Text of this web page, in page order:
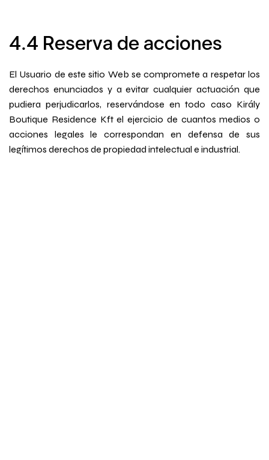
4.4 Reserva de acciones
El Usuario de este sitio Web se compromete a respetar los
derechos enunciados y a evitar cualquier actuación que
pudiera perjudicarlos, reservándose en todo caso Király
Boutique Residence Kft el ejercicio de cuantos medios o
acciones legales le correspondan en defensa de sus
legítimos derechos de propiedad intelectual e industrial.